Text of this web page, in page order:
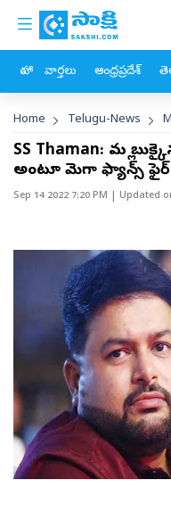
Skip to main content
custom menu
హోం వార్తలు ఆంధ్రప్రదేశ్
Breadcrumb
Home Telugu-News
SS Thaman: మళ్లీ
అంటూ మెగా ఫ్యాన్స్‌ ఫైర్‌
Sep 14 2022 7:20 PM | Updated